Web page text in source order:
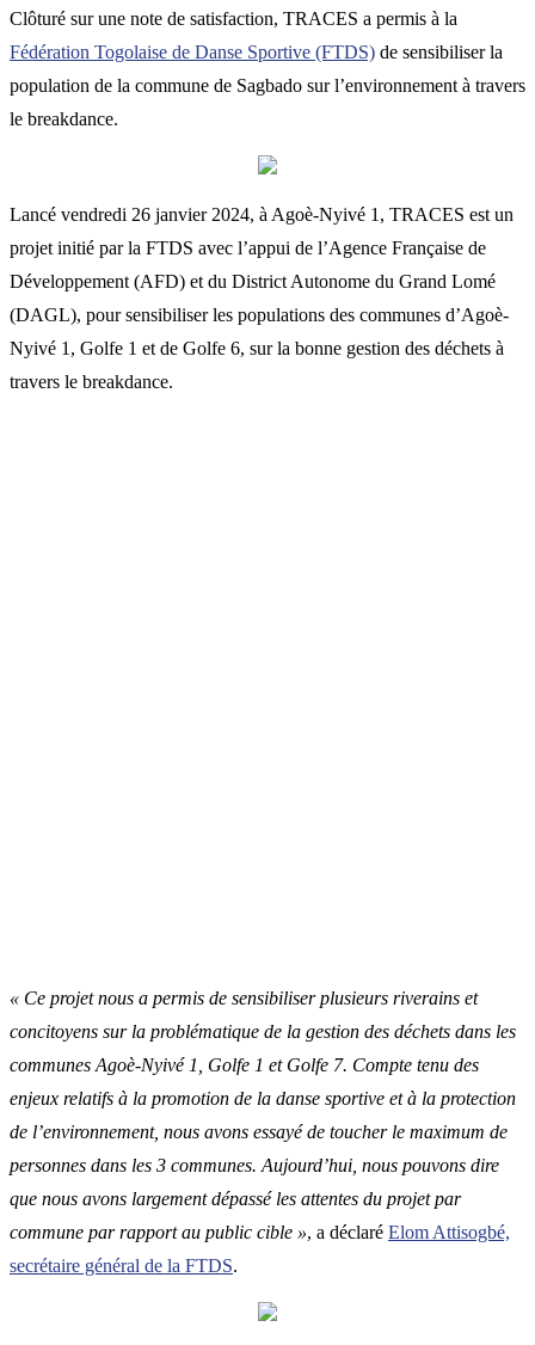
Clôturé sur une note de satisfaction, TRACES a permis à la
Fédération Togolaise de Danse Sportive (FTDS) de sensibiliser la
population de la commune de Sagbado sur l’environnement à travers
le breakdance.
Lancé vendredi 26 janvier 2024, à Agoè-Nyivé 1, TRACES est un
projet initié par la FTDS avec l’appui de l’Agence Française de
Développement (AFD) et du District Autonome du Grand Lomé
(DAGL), pour sensibiliser les populations des communes d’Agoè-
Nyivé 1, Golfe 1 et de Golfe 6, sur la bonne gestion des déchets à
travers le breakdance.
« Ce projet nous a permis de sensibiliser plusieurs riverains et
concitoyens sur la problématique de la gestion des déchets dans les
communes Agoè-Nyivé 1, Golfe 1 et Golfe 7. Compte tenu des
enjeux relatifs à la promotion de la danse sportive et à la protection
de l’environnement, nous avons essayé de toucher le maximum de
personnes dans les 3 communes. Aujourd’hui, nous pouvons dire
que nous avons largement dépassé les attentes du projet par
commune par rapport au public cible », a déclaré Elom Attisogbé,
secrétaire général de la FTDS.